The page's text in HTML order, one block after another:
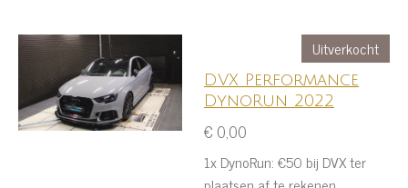
Uitverkocht
DVX Performance
DynoRun 2022
€ 0,00
1x DynoRun: €50 bij DVX ter